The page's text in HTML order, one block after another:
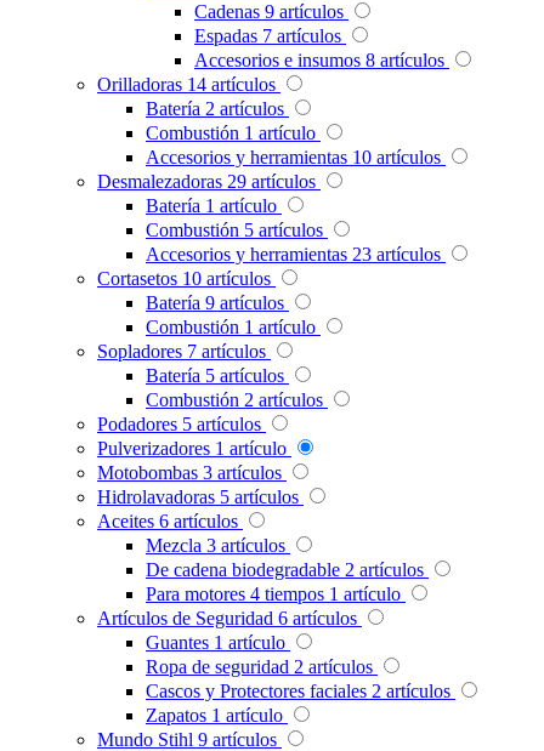
Cadenas 9 artículos
Espadas 7 artículos
Accesorios e insumos 8 artículos
Orilladoras 14 artículos
Batería 2 artículos
Combustión 1 artículo
Accesorios y herramientas 10 artículos
Desmalezadoras 29 artículos
Batería 1 artículo
Combustión 5 artículos
Accesorios y herramientas 23 artículos
Cortasetos 10 artículos
Batería 9 artículos
Combustión 1 artículo
Sopladores 7 artículos
Batería 5 artículos
Combustión 2 artículos
Podadores 5 artículos
Pulverizadores 1 artículo
Motobombas 3 artículos
Hidrolavadoras 5 artículos
Aceites 6 artículos
Mezcla 3 artículos
De cadena biodegradable 2 artículos
Para motores 4 tiempos 1 artículo
Artículos de Seguridad 6 artículos
Guantes 1 artículo
Ropa de seguridad 2 artículos
Cascos y Protectores faciales 2 artículos
Zapatos 1 artículo
Mundo Stihl 9 artículos